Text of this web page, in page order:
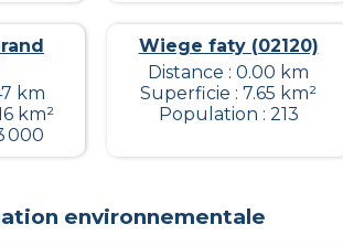
km
km²
000
Wiege faty (02120)
Distance : 0.00 km
Superficie : 7.65 km²
Population : 213
environnementale